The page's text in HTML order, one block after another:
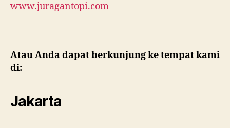
www.juragantopi.com
Atau Anda dapat berkunjung ke tempat kami
di:
Jakarta